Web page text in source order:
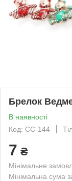
Брелок
В наявності
Код: СС-144
7 ₴
Мінімальне
Мінімальна сума